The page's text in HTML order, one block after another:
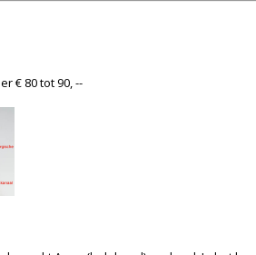
€ 80 tot 90, --